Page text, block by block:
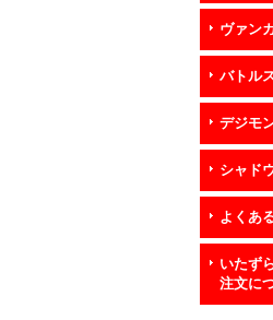
ヴァン
バトル
デジモ
シャド
よくあ
いたず
注文に